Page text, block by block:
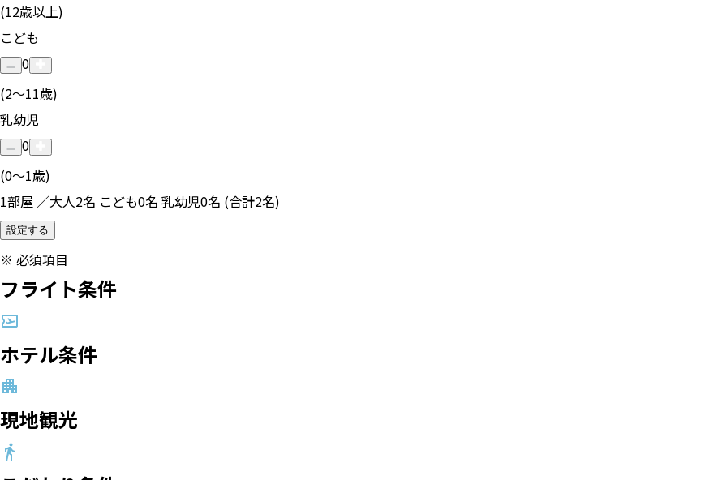
(12歳以上)
こども
0
(2〜11歳)
乳幼児
0
(0〜1歳)
1部屋 ／大人2名 こども0名 乳幼児0名 (合計2名)
設定する
※ 必須項目
フライト条件
ホテル条件
現地観光